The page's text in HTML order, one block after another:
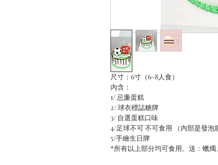
尺寸：6寸（6-8人食）
內含：
1/ 忌廉蛋糕
2/ 球衣標誌糖牌
3/ 自選蛋糕口味
4/足球不可 不可食用 （內部是發泡
5/手繪生日牌
*所有以上部分均可食用。送：蠟燭